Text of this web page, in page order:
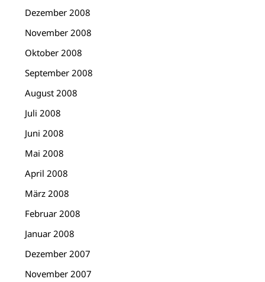
Dezember 2008
November 2008
Oktober 2008
September 2008
August 2008
Juli 2008
Juni 2008
Mai 2008
April 2008
März 2008
Februar 2008
Januar 2008
Dezember 2007
November 2007